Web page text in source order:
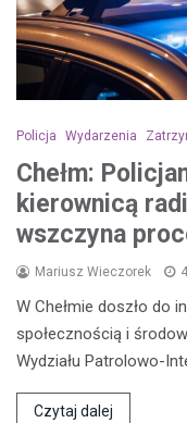
Policja Wydarzenia
Chełm:
kierownicą
wszczyna
Mariusz Wieczorek
W Chełmie doszło do
społecznością i
Wydziału Patrolowo-
Czytaj dalej